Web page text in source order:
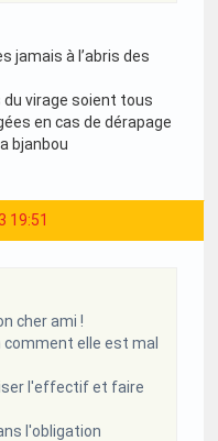
jamais à l’abris des
du virage soient tous
en cas de dérapage
bjanbou
19:51
cher ami !
elle est mal
l'effectif et faire
l'obligation